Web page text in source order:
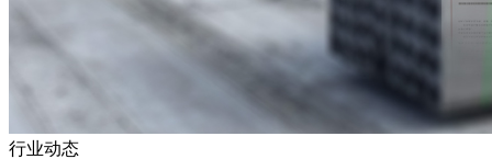
行业动态